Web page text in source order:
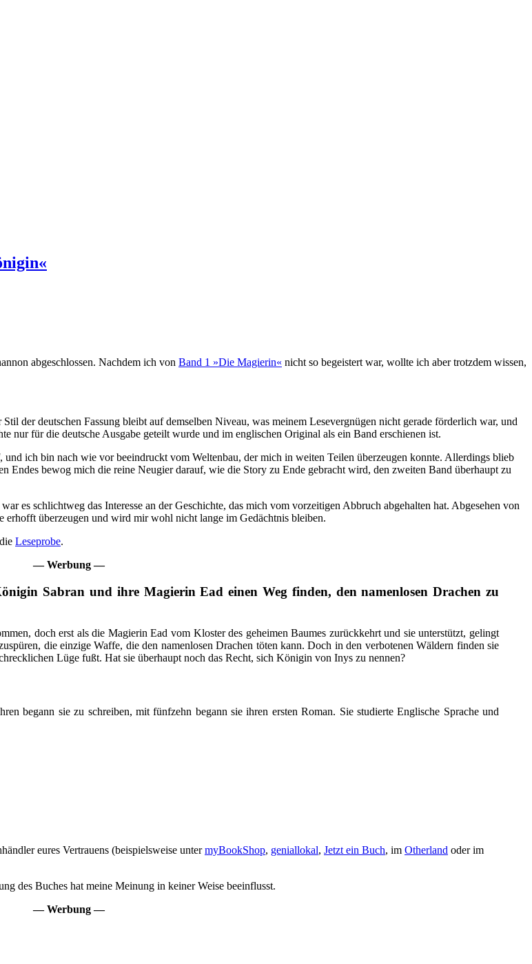
abgeschlossen. Nachdem ich von Band 1 »Die Magierin« nicht so begeistert war, wollte ich aber trotzdem wissen,
der deutschen Fassung bleibt auf demselben Niveau, was meinem Lesevergnügen nicht gerade förderlich war, und
nur für die deutsche Ausgabe geteilt wurde und im englischen Original als ein Band erschienen ist.
ich bin nach wie vor beeindruckt vom Weltenbau, der mich in weiten Teilen überzeugen konnte. Allerdings blieb
Endes bewog mich die reine Neugier darauf, wie die Story zu Ende gebracht wird, den zweiten Band überhaupt zu
es schlichtweg das Interesse an der Geschichte, das mich vom vorzeitigen Abbruch abgehalten hat. Abgesehen von
überzeugen und wird mir wohl nicht lange im Gedächtnis bleiben.
Leseprobe.
— Werbung —
Sabran und ihre Magierin Ead einen Weg finden, den namenlosen Drachen zu
doch erst als die Magierin Ead vom Kloster des geheimen Baumes zurückkehrt und sie unterstützt, gelingt
die einzige Waffe, die den namenlosen Drachen töten kann. Doch in den verbotenen Wäldern finden sie
Lüge fußt. Hat sie überhaupt noch das Recht, sich Königin von Inys zu nennen?
begann sie zu schreiben, mit fünfzehn begann sie ihren ersten Roman. Sie studierte Englische Sprache und
eures Vertrauens (beispielsweise untermyBookShop, geniallokal, Jetzt ein Buch, im Otherland oder im
des Buches hat meine Meinung in keiner Weise beeinflusst.
— Werbung —